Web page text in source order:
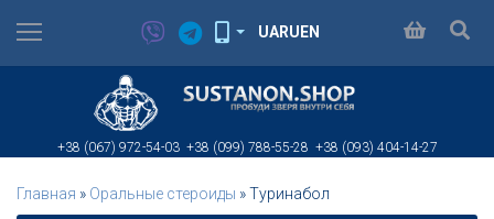
UARUEN
+38 (067) 972-54-03 +38 (099) 788-55-28 +38 (093) 404-14-27
Главная » Оральные стероиды »Туринабол